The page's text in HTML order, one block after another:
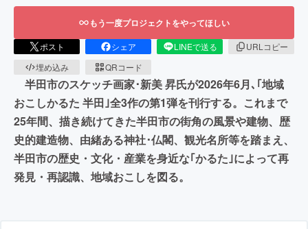
もう一度プロジェクトをやってほしい
ポスト シェア LINEで送る
URLコピー
埋め込み
QRコード
半田市のスケッチ画家･新美 昇氏が2026年6月､｢地域
おこしかるた 半田｣全3作の第1弾を刊行する。これまで
25年間、描き続けてきた半田市の街角の風景や建物、歴
史的建造物、由緒ある神社･仏閣、観光名所等を踏まえ、
半田市の歴史・文化・産業を身近な｢かるた｣によって再
発見・再認識、地域おこしを図る。